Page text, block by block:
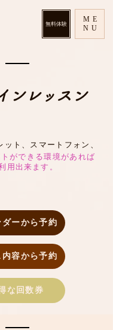
無料体験
ME
NU
ンレッスン
ト、スマートフォン、
ができる環境があれば
出来ます 。
ダーから予約
内容から予約
な回数券